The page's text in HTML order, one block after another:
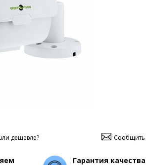
дешевле? Сообщить
Гарантия